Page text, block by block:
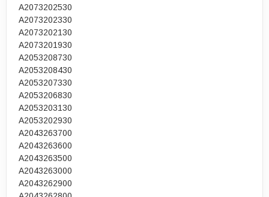
A2073202530
A2073202330
A2073202130
A2073201930
A2053208730
A2053208430
A2053207330
A2053206830
A2053203130
A2053202930
A2043263700
A2043263600
A2043263500
A2043263000
A2043262900